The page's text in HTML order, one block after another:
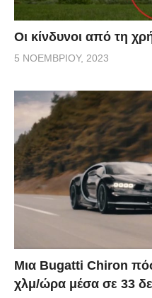
Οι κίνδυνοι από τη
5 ΝΟΕΜΒΡΊΟΥ, 2023
Μια Bugatti Chiron
χλμ/ώρα μέσα σε 33